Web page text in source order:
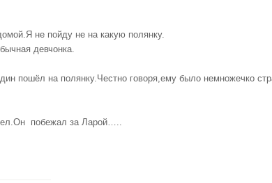
не пойду не на какую полянку.
девчонка.
пошёл на полянку.Честно говоря,ему было немножечко
побежал за Ларой…..